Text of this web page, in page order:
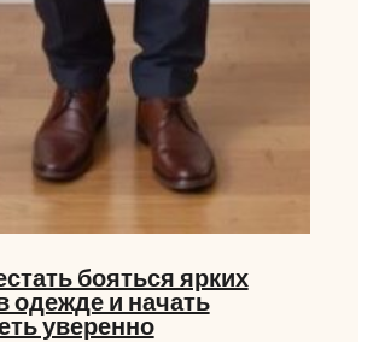
бояться ярких
одежде и начать
уверенно